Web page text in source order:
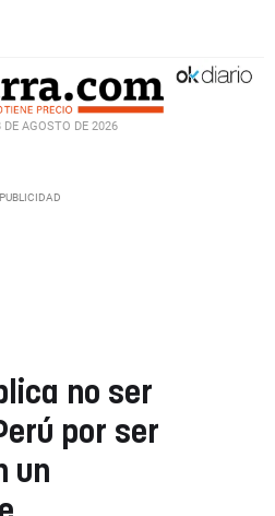
DE AGOSTO DE 2026
no ser
por ser
un